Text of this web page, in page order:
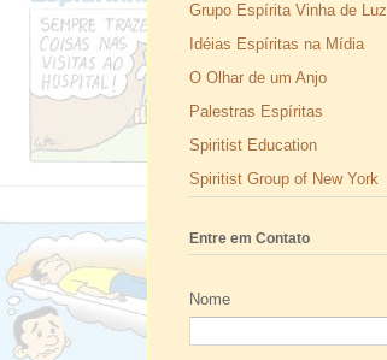
Grupo Espírita Vinha de Luz
Idéias Espíritas na Mídia
O Olhar de um Anjo
Palestras Espíritas
Spiritist Education
Spiritist Group of New York
Entre em Contato
Nome